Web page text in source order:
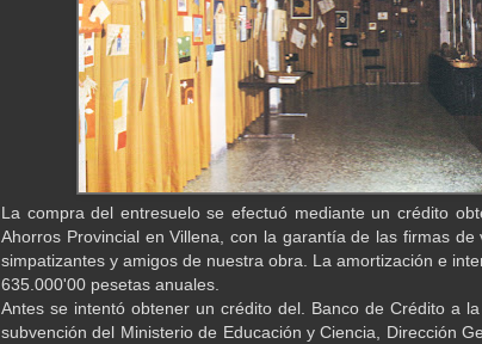
La compra del entresuelo se efectuó mediante un crédito
Ahorros Provincial en Villena, con la garantía de las firmas de
simpatizantes y amigos de nuestra obra. La amortización e
635.000'00 pesetas anuales.
Antes se intentó obtener un crédito del. Banco de Crédito a
subvención del Ministerio de Educación y Ciencia, Dirección